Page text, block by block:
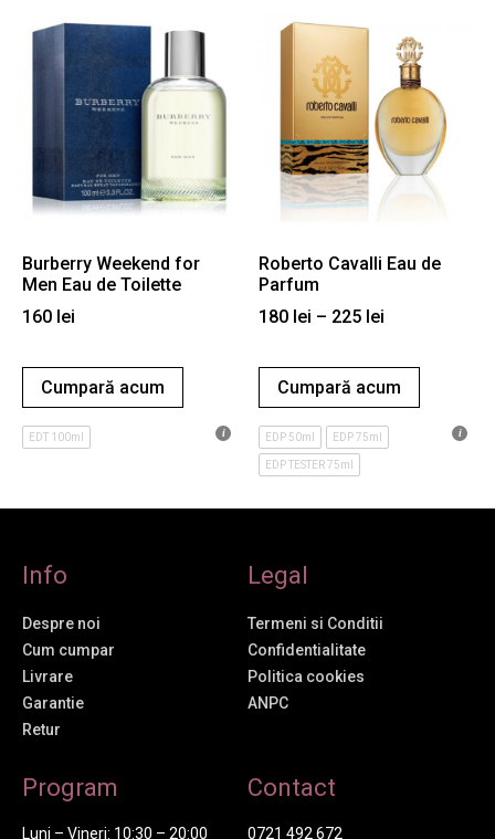
Burberry Weekend for
Men Eau de Toilette
160 lei
Cumpară acum
EDT 100ml
Roberto Cavalli Eau de
Parfum
180 lei – 225 lei
Cumpară acum
EDP 50ml EDP 75ml
EDP TESTER 75ml
Info
Despre noi
Cum cumpar
Livrare
Garantie
Retur
Legal
Termeni si Conditii
Confidentialitate
Politica cookies
ANPC
Program
Luni – Vineri: 10:30 – 20:00
Contact
0721 492 672